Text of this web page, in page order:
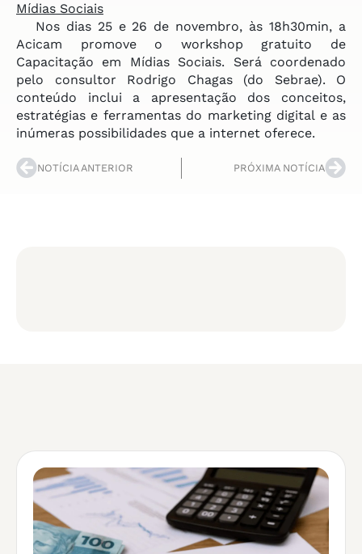
Mídias Sociais
Nos dias 25 e 26 de novembro, às 18h30min, a
Acicam promove o workshop gratuito de
Capacitação em Mídias Sociais. Será coordenado
pelo consultor Rodrigo Chagas (do Sebrae). O
conteúdo inclui a apresentação dos conceitos,
estratégias e ferramentas do marketing digital e as
inúmeras possibilidades que a internet oferece.
NOTÍCIA ANTERIOR PRÓXIMA NOTÍCIA